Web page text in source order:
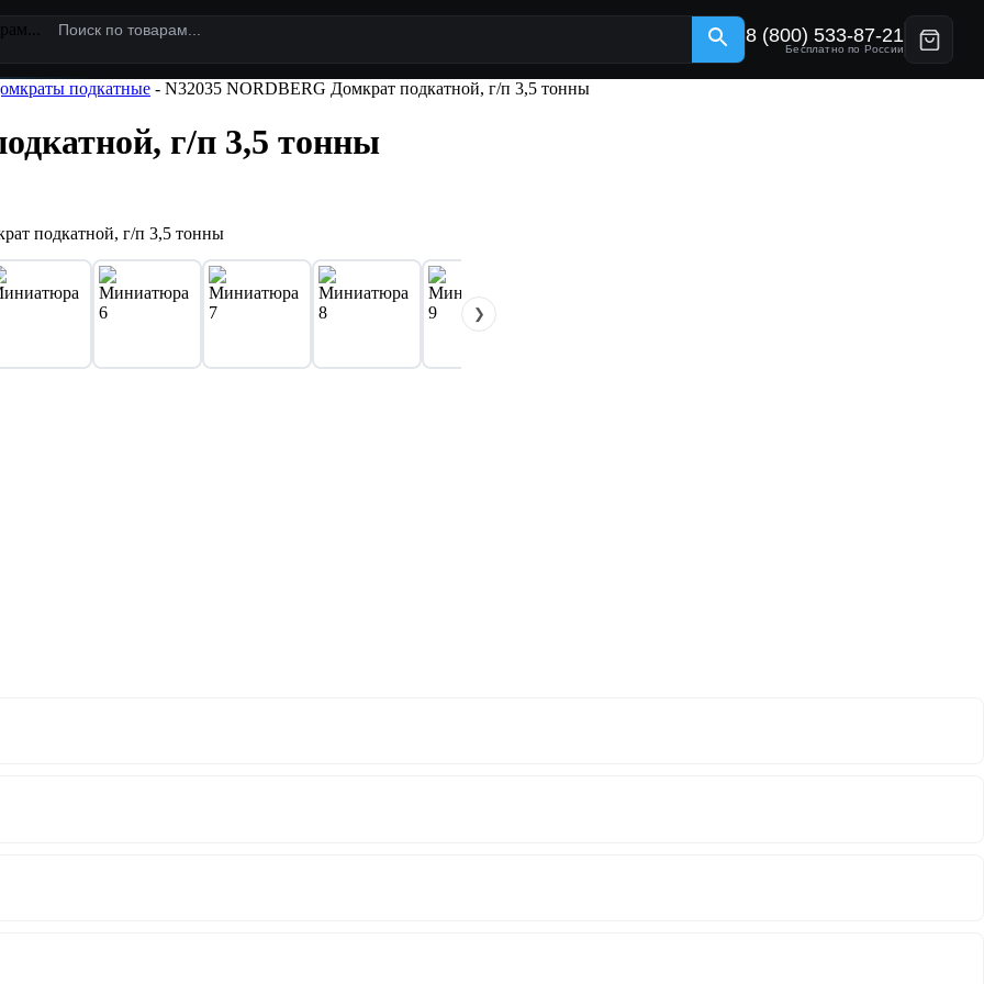
8 (800) 533-87-21
Бесплатно по России
подкатные - N32035 NORDBERG Домкрат подкатной, г/п 3,5 тонны
г/п 3,5 тонны
❯